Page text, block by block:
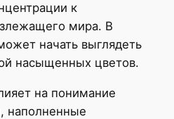
к
мира. В
начать выглядеть
насыщенных цветов.
на понимание
наполненные